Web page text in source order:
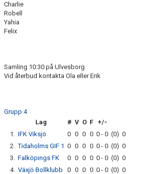
BILDGALLERI
BOLLPOJKAR
POFFENCUPEN
ULVACUPEN
BENGT BJÖRKLUNDS CUP
Charlie
Robell
Yahia
Felix
Samling 10:30 på Ulvesborg
Vid återbud kontakta Ola eller Erik
Grupp 4
Lag
# V O F +/-
1. IFK Viksjö 0 0 0 0 0 - 0 (0) 0
2. Tidaholms GIF 1 0 0 0 0 0 - 0 (0) 0
3. Falköpings FK 0 0 0 0 0 - 0 (0) 0
4. Växjö Bollklubb 0 0 0 0 0 - 0 (0) 0